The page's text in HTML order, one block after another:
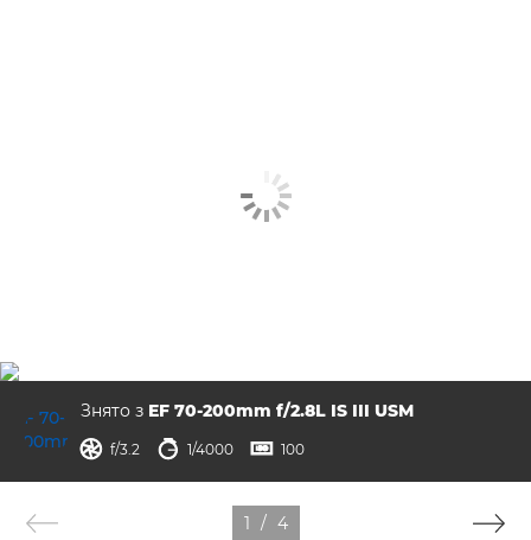
Знято з EF 70-200mm f/2.8L IS III USM
діафрагма
 f/3.2 витримка
 1/4000 ISO
 100
1 / 4